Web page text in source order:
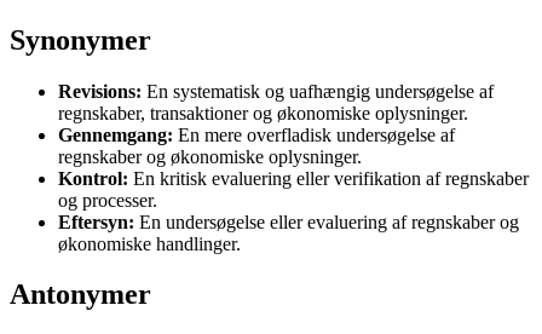
Synonymer
Revisions: En systematisk og uafhængig undersøgelse af
regnskaber, transaktioner og økonomiske oplysninger.
Gennemgang: En mere overfladisk undersøgelse af
regnskaber og økonomiske oplysninger.
Kontrol: En kritisk evaluering eller verifikation af regnskaber
og processer.
Eftersyn: En undersøgelse eller evaluering af regnskaber og
økonomiske handlinger.
Antonymer